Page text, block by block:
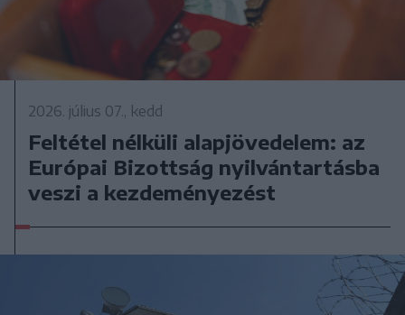
2026. július 07., kedd
Feltétel nélküli alapjövedelem: az
Európai Bizottság nyilvántartásba
veszi a kezdeményezést